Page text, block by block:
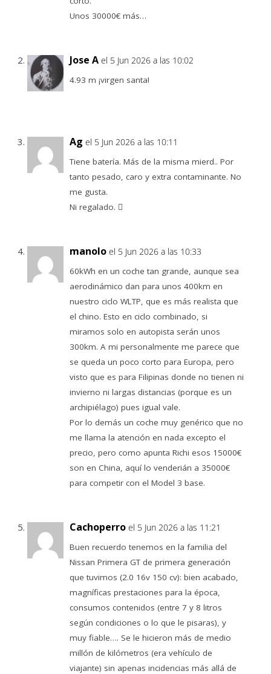
Unos 30000€ más…
Jose A el 5 Jun 2026 a las 10:02
4.93 m ¡virgen santa!
Ag el 5 Jun 2026 a las 10:11
Tiene batería. Más de la misma mierd.. Por
tanto pesado, caro y extra contaminante. No
me gusta.
Ni regalado. 🫩
manolo el 5 Jun 2026 a las 10:33
60kWh en un coche tan grande, aunque sea
aerodinámico dan para unos 400km en
nuestro ciclo WLTP, que es más realista que
el chino. Esto en ciclo combinado, si
miramos solo en autopista serán unos
300km. A mi personalmente me parece que
se queda un poco corto para Europa, pero
visto que es para Filipinas donde no tienen ni
invierno ni largas distancias (porque es un
archipiélago) pues igual vale.
Por lo demás un coche muy genérico que no
me llama la atención en nada excepto el
precio, pero como apunta Richi esos 15000€
son en China, aquí lo venderián a 35000€
para competir con el Model 3 base.
Cachoperro el 5 Jun 2026 a las 11:21
Buen recuerdo tenemos en la familia del
Nissan Primera GT de primera generación
que tuvimos (2.0 16v 150 cv): bien acabado,
magníficas prestaciones para la época,
consumos contenidos (entre 7 y 8 litros
según condiciones o lo que le pisaras), y
muy fiable…. Se le hicieron más de medio
millón de kilómetros (era vehículo de
viajante) sin apenas incidencias más allá de